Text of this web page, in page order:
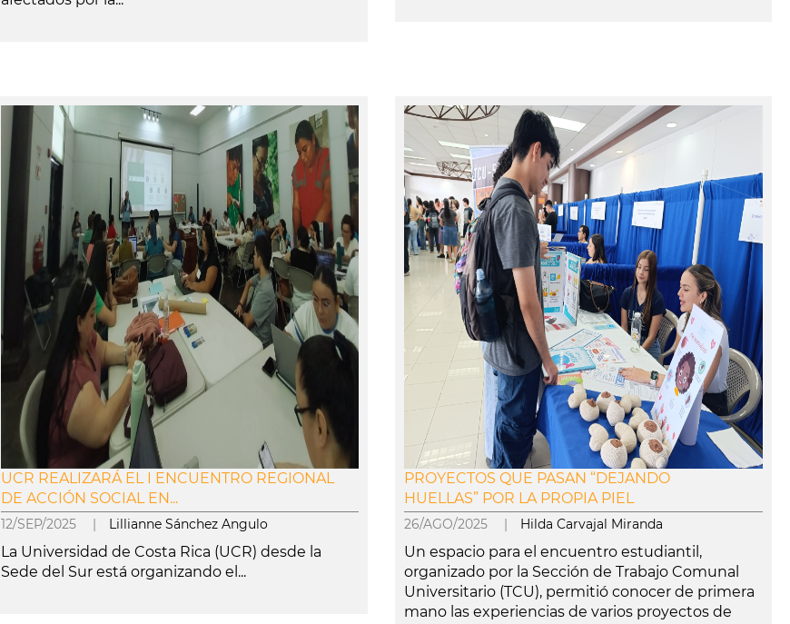
UCR REALIZARÁ EL I ENCUENTRO REGIONAL
DE ACCIÓN SOCIAL EN...
12/SEP/2025 | Lillianne Sánchez Angulo
La Universidad de Costa Rica (UCR) desde la
Sede del Sur está organizando el...
PROYECTOS QUE PASAN “DEJANDO
HUELLAS” POR LA PROPIA PIEL
26/AGO/2025 | Hilda Carvajal Miranda
Un espacio para el encuentro estudiantil,
organizado por la Sección de Trabajo Comunal
Universitario (TCU), permitió conocer de primera
mano las experiencias de varios proyectos de